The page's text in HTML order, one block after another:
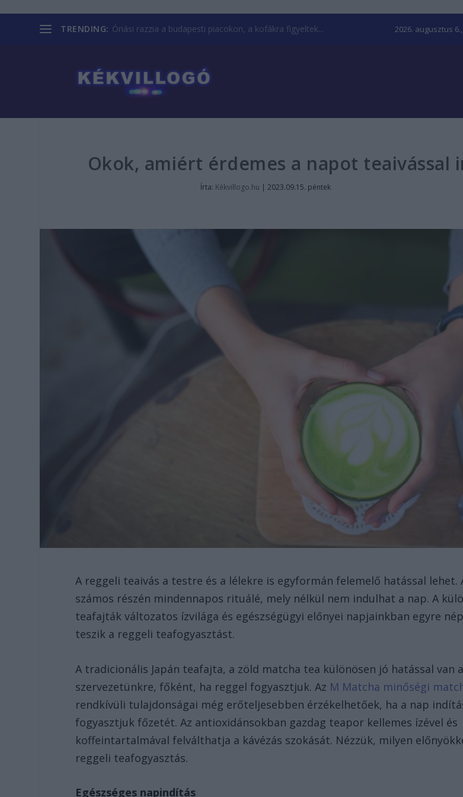
TRENDING: Óriási razzia a budapesti piacokon, a kofákra figyeltek... 2026. augusztus 6.,
Okok, amiért érdemes a napot teaivással
Írta: Kékvillogo.hu |2023.09.15. péntek
A reggeli teaivás a testre és a lélekre is egyformán felemelő hatással lehet.
számos részén mindennapos rituálé, mely nélkül nem indulhat a nap. A
teafajták változatos ízvilága és egészségügyi előnyei napjainkban egyre
teszik a reggeli teafogyasztást.
A tradicionális Japán teafajta, a zöld matcha tea különösen jó hatással van a
szervezetünkre, főként, ha reggel fogyasztjuk. Az M Matcha minőségi
rendkívüli tulajdonságai még erőteljesebben érzékelhetőek, ha a nap
fogyasztjuk főzetét. Az antioxidánsokban gazdag teapor kellemes ízével és
koffeintartalmával felválthatja a kávézás szokását. Nézzük, milyen
reggeli teafogyasztás.
Egészséges napindítás